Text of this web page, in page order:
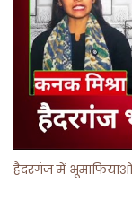
हैदरगंज में